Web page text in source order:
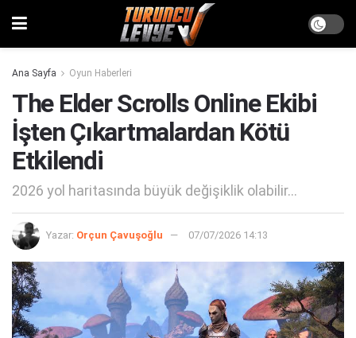
Ana Sayfa Oyun Haberleri
The Elder Scrolls Online Ekibi
İşten Çıkartmalardan Kötü
Etkilendi
2026 yol haritasında büyük değişiklik olabilir...
Yazar: Orçun Çavuşoğlu 07/07/2026 14:13